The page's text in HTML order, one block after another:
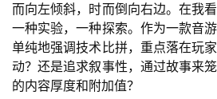
而向左倾斜，时而倒向右边。在我
一种实验，一种探索。作为一款音
单纯地强调技术比拼，重点落在玩
动？还是追求叙事性，通过故事来
的内容厚度和附加值？